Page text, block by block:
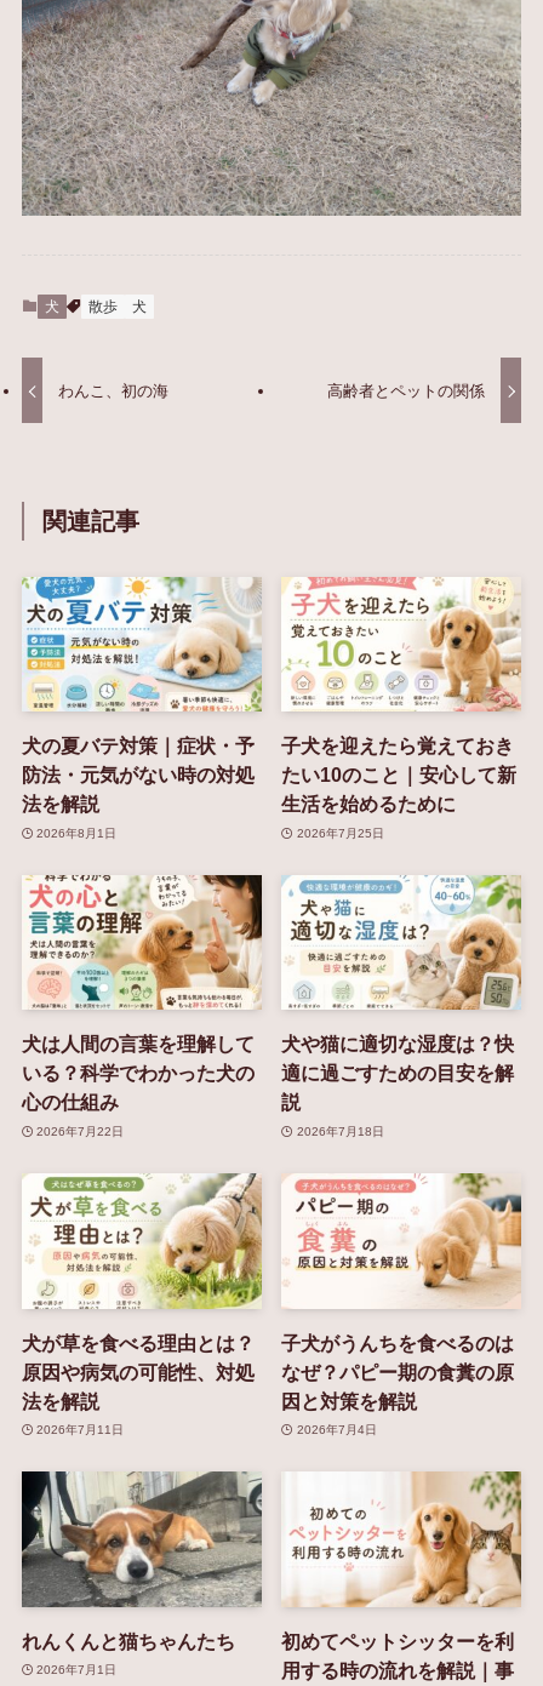
犬 散歩 犬
わんこ、初の海 高齢者とペットの関係
関連記事
犬の夏バテ対策｜症状・予
防法・元気がない時の対処
法を解説
2026年8月1日
子犬を迎えたら覚えておき
たい10のこと｜安心して新
生活を始めるために
2026年7月25日
犬は人間の言葉を理解して
いる？科学でわかった犬の
心の仕組み
2026年7月22日
犬や猫に適切な湿度は？快
適に過ごすための目安を解
説
2026年7月18日
犬が草を食べる理由とは？
原因や病気の可能性、対処
法を解説
2026年7月11日
子犬がうんちを食べるのは
なぜ？パピー期の食糞の原
因と対策を解説
2026年7月4日
れんくんと猫ちゃんたち
2026年7月1日
初めてペットシッターを利
用する時の流れを解説｜事